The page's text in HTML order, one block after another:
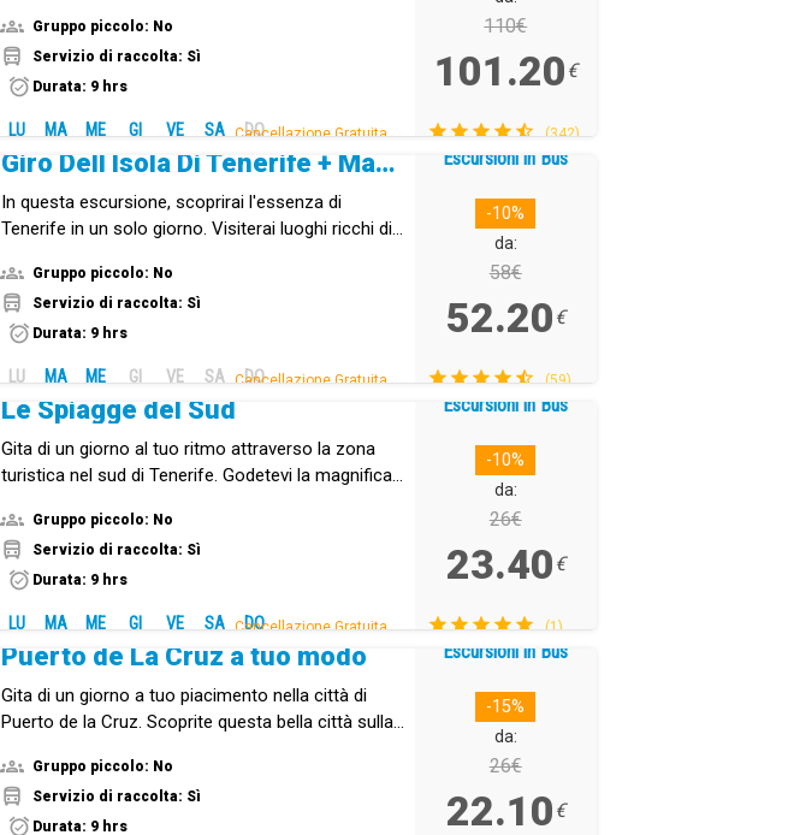
Gruppo piccolo: No
Servizio di raccolta: Sì
Durata: 9 hrs
LU MA ME GI VE SA DO
Cancellazione Gratuita.
110€
101.20 €
(342)
Giro Dell Isola Di Tenerife + Masca
In questa escursione, scoprirai l'essenza di
Tenerife in un solo giorno. Visiterai luoghi ricchi di
Gruppo piccolo: No
Servizio di raccolta: Sì
Durata: 9 hrs
LU MA ME GI VE SA DO
Cancellazione Gratuita.
Escursioni in Bus
-10%
da:
58€
52.20 €
(59)
Le Spiagge del Sud
Gita di un giorno al tuo ritmo attraverso la zona
turistica nel sud di Tenerife. Godetevi la magnifica
Gruppo piccolo: No
Servizio di raccolta: Sì
Durata: 9 hrs
LU MA ME GI VE SA DO
Cancellazione Gratuita.
Escursioni in Bus
-10%
da:
26€
23.40 €
(1)
Puerto de La Cruz a tuo modo
Gita di un giorno a tuo piacimento nella città di
Puerto de la Cruz. Scoprite questa bella città sulla
Gruppo piccolo: No
Servizio di raccolta: Sì
Durata: 9 hrs
Escursioni in Bus
-15%
da:
26€
22.10 €